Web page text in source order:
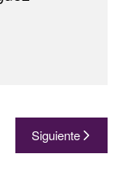
Siguiente